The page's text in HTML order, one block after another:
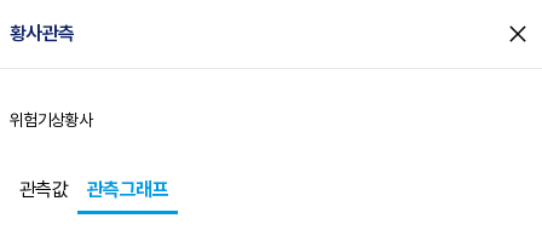
황사관측 close
홈
위험기상황사
관측값 관측그래프